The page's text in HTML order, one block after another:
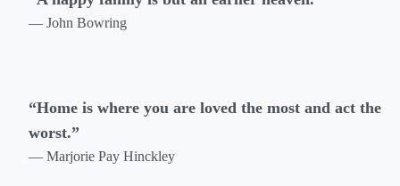
— John Bowring
“Home is where you are loved the most and act the
worst.”
— Marjorie Pay Hinckley